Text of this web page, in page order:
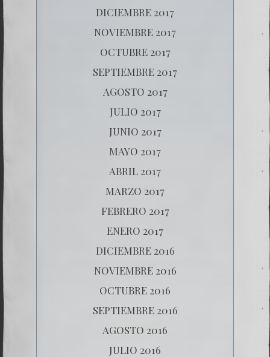
DICIEMBRE 2017
NOVIEMBRE 2017
OCTUBRE 2017
SEPTIEMBRE 2017
AGOSTO 2017
JULIO 2017
JUNIO 2017
MAYO 2017
ABRIL 2017
MARZO 2017
FEBRERO 2017
ENERO 2017
DICIEMBRE 2016
NOVIEMBRE 2016
OCTUBRE 2016
SEPTIEMBRE 2016
AGOSTO 2016
JULIO 2016